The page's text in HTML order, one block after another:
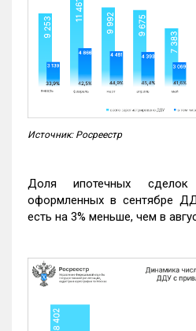
Источник: Росреестр
Доля ипотечных
оформленных в сентябре
есть на 3% меньше, чем в